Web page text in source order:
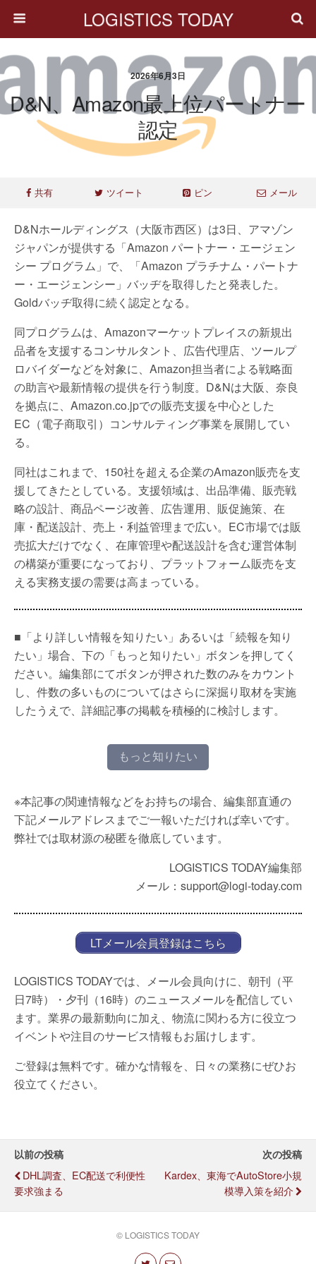
LOGISTICS TODAY
2026年6月3日
D&N、Amazon最上位パートナー
認定
共有 ツイート ピン メール
D&Nホールディングス（大阪市西区）は3日、アマゾン
ジャパンが提供する「Amazon パートナー・エージェン
シー プログラム」で、「Amazon プラチナム・パートナ
ー・エージェンシー」バッヂを取得したと発表した。
Goldバッヂ取得に続く認定となる。
同プログラムは、Amazonマーケットプレイスの新規出
品者を支援するコンサルタント、広告代理店、ツールプ
ロバイダーなどを対象に、Amazon担当者による戦略面
の助言や最新情報の提供を行う制度。D&Nは大阪、奈良
を拠点に、Amazon.co.jpでの販売支援を中心とした
EC（電子商取引）コンサルティング事業を展開してい
る。
同社はこれまで、150社を超える企業のAmazon販売を支
援してきたとしている。支援領域は、出品準備、販売戦
略の設計、商品ページ改善、広告運用、販促施策、在
庫・配送設計、売上・利益管理まで広い。EC市場では販
売拡大だけでなく、在庫管理や配送設計を含む運営体制
の構築が重要になっており、プラットフォーム販売を支
える実務支援の需要は高まっている。
■「より詳しい情報を知りたい」あるいは「続報を知り
たい」場合、下の「もっと知りたい」ボタンを押してく
ださい。編集部にてボタンが押された数のみをカウント
し、件数の多いものについてはさらに深掘り取材を実施
したうえで、詳細記事の掲載を積極的に検討します。
もっと知りたい
※本記事の関連情報などをお持ちの場合、編集部直通の
下記メールアドレスまでご一報いただければ幸いです。
弊社では取材源の秘匿を徹底しています。
LOGISTICS TODAY編集部
メール：support@logi-today.com
LTメール会員登録はこちら
LOGISTICS TODAYでは、メール会員向けに、朝刊（平
日7時）・夕刊（16時）のニュースメールを配信してい
ます。業界の最新動向に加え、物流に関わる方に役立つ
イベントや注目のサービス情報もお届けします。
ご登録は無料です。確かな情報を、日々の業務にぜひお
役立てください。
以前の投稿
DHL調査、EC配送で利便性
要求強まる
次の投稿
Kardex、東海でAutoStore小規
模導入策を紹介
© LOGISTICS TODAY